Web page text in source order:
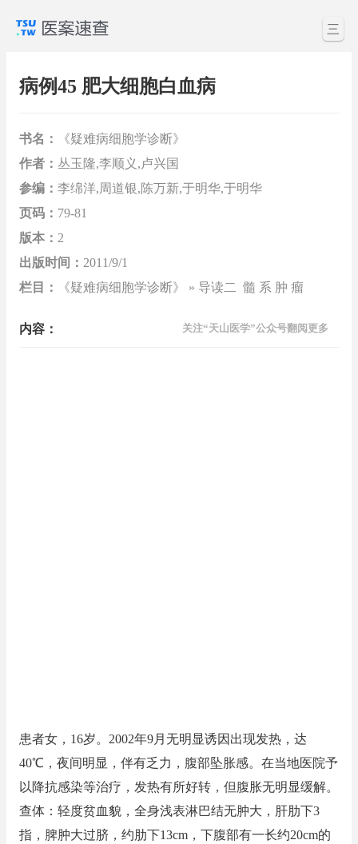
三
病例45 肥大细胞白血病
书名：
《疑难病细胞学诊断》
作者： 丛玉隆,李顺义,卢兴国
参编： 李绵洋,周道银,陈万新,于明华,于明华
页码： 79-81
版本： 2
出版时间： 2011/9/1
栏目：
《疑难病细胞学诊断》 » 导读二 髓 系 肿 瘤
内容： 关注“天山医学”公众号翻阅更多
患者女，16岁。2002年9月无明显诱因出现发热，达
40℃，夜间明显，伴有乏力，腹部坠胀感。在当地医院予
以降抗感染等治疗，发热有所好转，但腹胀无明显缓解。
查体：轻度贫血貌，全身浅表淋巴结无肿大，肝肋下3
指，脾肿大过脐，约肋下13cm，下腹部有一长约20cm的